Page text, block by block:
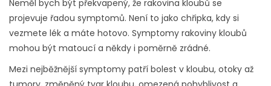
Neměl bych být překvapený, že rakovina kloubů se
projevuje řadou symptomů. Není to jako chřipka, kdy si
vezmete lék a máte hotovo. Symptomy rakoviny kloubů
mohou být matoucí a někdy i poměrně zrádné.
Mezi nejběžnější symptomy patří bolest v kloubu, otoky až